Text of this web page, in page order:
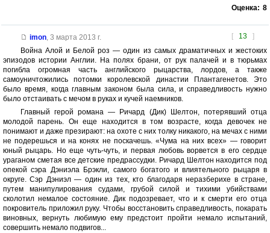
Оценка: 8
[ 13 ]
imon, 3 марта 2013 г.
Война Алой и Белой роз — один из самых драматичных и жестоких
эпизодов истории Англии. На полях брани, от рук палачей и в тюрьмах
погибла огромная часть английского рыцарства, лордов, а также
самоуничтожились потомки королевской династии Плантагенетов. Это
было время, когда главным законом была сила, и справедливость нужно
было отстаивать с мечом в руках и кучей наемников.
Главный герой романа — Ричард (Дик) Шелтон, потерявший отца
молодой парень. Он еще находится в том возрасте, когда девочек не
понимают и даже презирают: на охоте с них толку никакого, на мечах с ними
не подерешься и на конях не поскачешь. «Чума на них всех» — говорит
юный рыцарь. Но еще чуть-чуть, и первая любовь ворвется в его сердце
ураганом сметая все детские предрассудки. Ричард Шелтон находится под
опекой сэра Дэниэла Брэкли, самого богатого и влиятельного рыцаря в
округе. Сэр Дэниэл — один из тех, кто благодаря неразберихе в стране,
путем манипулирования судами, грубой силой и тихими убийствами
сколотил немалое состояние. Дик подозревает, что и к смерти его отца
покровитель приложил руку. Чтобы восстановить справедливость, покарать
виновных, вернуть любимую ему предстоит пройти немало испытаний,
совершить немало подвигов...